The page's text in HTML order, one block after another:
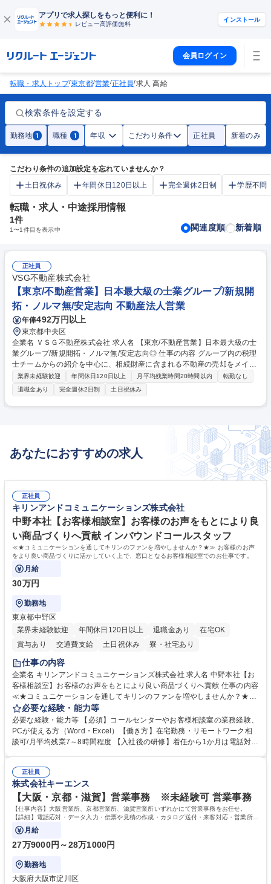
アプリで求人探しをもっと便利に！
レビュー高評価無料
インストール
会員ログイン
転職・求人トップ/東京都/営業/正社員/求人 高給
検索条件を設定する
勤務地 1 職種 1 年収 こだわり条件 正社員 新着のみ
こだわり条件の追加設定を忘れていませんか？
土日祝休み
年間休日120日以上 完全週休2日制 学歴不問
転職・求人・中途採用情報
1件
1〜1 件目を表示中 関連度順 新着順
正社員
VSG不動産株式会社
【東京/不動産営業】日本最大級の士業グループ/新規開
拓・ノルマ無/安定志向 不動産法人営業
年俸492万円以上
東京都中央区
企業名 ＶＳＧ不動産株式会社 求人名 【東京/不動産営業】日本最大級の士
業グループ/新規開拓・ノルマ無/安定志向◎ 仕事の内容 グループ内の税理
士チームからの紹介を中心に、相続財産に含まれる不動産の売却をメイン
に担当していただきます。主に物件の調査、契約書類の作成、契約・決済
手続きなど、不動産買取業者へ売却提案を行います。 【日本最大級の士業
グループ！知人紹介での入社実績100人超えの理由】 入社当初は教育担当
が専任でつき、現場に同行しながら一連の流れを学びます。またベンチャ
り、一般的な不動産業者では得づらい税務の専門知識や経験を学ぶことが
可能です。お客様対応は税理士など士業メンバーと同席しながら実務を経
験し、入社3カ月目頃から徐々に業務を広げます。 募集職種 【東京/不動
産営業】日本最大級の士業グループ/新規開拓・ノルマ無/安定志向◎
業界未経験歓迎 年間休日120日以上 月平均残業時間20時間以内
転勤なし
退職金あり
完全週休2日制 土日祝休み
あなたにおすすめの求人
正社員
キリンアンドコミュニケーションズ株式会社
中野本社【お客様相談室】お客様のお声をもとにより良
い商品づくりへ貢献 インバウンドコールスタッフ
≪★コミュニケーションを通してキリンのファンを増やしませんか？★≫ お客様のお声
をより良い商品づくりに活かしていく上で、窓口となるお客様相談室でのお仕事です。
月給
30万円
勤務地
東京都中野区
業界未経験歓迎
年間休日120日以上 退職金あり
在宅OK
賞与あり
交通費支給 土日祝休み 寮・社宅あり
仕事の内容
企業名 キリンアンドコミュニケーションズ株式会社 求人名 中野本社【お
客様相談室】お客様のお声をもとにより良い商品づくりへ貢献 仕事の内容
≪★コミュニケーションを通してキリンのファンを増やしませんか？★≫
お客様のお声をより良い商品づくりに活かしていく上で、窓口となるお客
様相談室でのお仕事です。 日々お客様からいただくキリングループへのご
意見を、企業活動に活かしています。お客様からの声に迅速かつ誠意をも
って対応、情報提供するとともにグループ内活動に反映しています。 【具
平均100件前後■メール・手紙：同上40件前後 募集職種 中野本社【お客様
相談室】お客様のお声をもとにより良い商品づくりへ貢献
必要な経験・能力等
必要な経験・能力等 【必須】コールセンターやお客様相談室の業務経験、
PCが使える方（Word・Excel）【働き方】在宅勤務・リモートワーク相
談可/月平均残業7～8時間程度 【入社後の研修】着任から1か月は電話対応
すのでご安心ください。 【当社について】キリングループの広報機能を担
う会社として、お客様との出会いを大切にし、磨き上げたホスピタリティ
を込めてコミュニケーションをとりながら広報関連業務を行っておりま
す。 学歴・資格 学歴：大学院 大学 高専 短大 専修学校 高校 語学力： 資
格：
正社員
株式会社キーエンス
【大阪・京都・滋賀】営業事務 ※未経験可 営業事務
【仕事内容】大阪営業所、京都営業所、滋賀営業所いずれかにて営業事務をお任せ。
【詳細】電話応対・データ入力・伝票や見積の作成・カタログ送付・来客対応・営業所内
で発生する事務業務や業務改善をお任せ。
月給
27万9000円～28万1000円
勤務地
大阪府大阪市淀川区